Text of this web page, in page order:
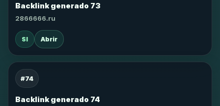
Backlink generado 73
2866666.ru
SI Abrir
#74
Backlink generado 74